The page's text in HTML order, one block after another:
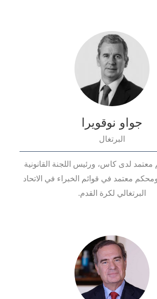
جواو نوقويرا
البرتغال
لدى كاس، ورئيس اللجنة القانونية
معتمد في قوائم الخبراء في الاتحاد
البرتغالي لكرة القدم.